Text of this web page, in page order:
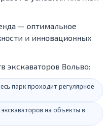
— оптимальное
и инновационных
экскаваторов Вольво:
парк проходит регулярное
на объекты в